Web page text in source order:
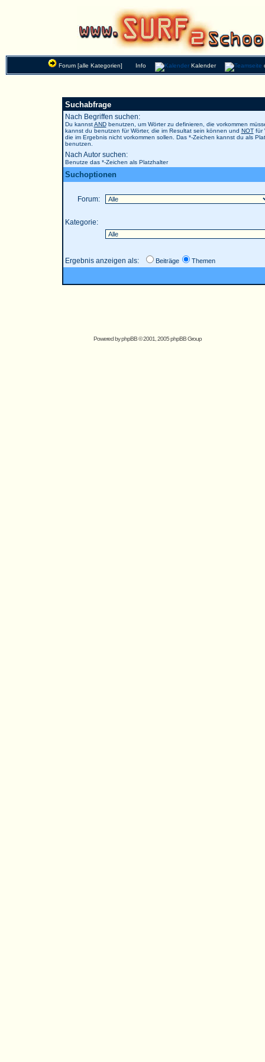
Forum [alle Kategorien] Info Kalender
Suchabfrage
Nach Begriffen suchen:
Du kannstANDbenutzen, um Wörter zu definieren, die vorkommen
kannst du benutzen für Wörter, die im Resultat sein können und NOTfür
die im Ergebnis nicht vorkommen sollen. Das *-Zeichen kannst du als
benutzen.
Nach Autor suchen:
Benutze das *-Zeichen als Platzhalter
Suchoptionen
Forum:
Kategorie:
Ergebnis anzeigen als: Beiträge Themen
Powered byphpBB© 2001, 2005 phpBB Group